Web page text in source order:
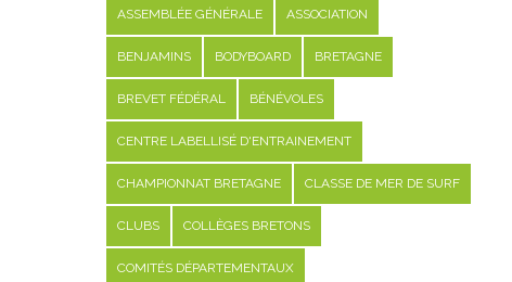
ASSEMBLÉE GÉNÉRALE ASSOCIATION
BENJAMINS BODYBOARD BRETAGNE
BREVET FÉDÉRAL BÉNÉVOLES
CENTRE LABELLISÉ D'ENTRAINEMENT
CHAMPIONNAT BRETAGNE CLASSE DE MER DE SURF
CLUBS COLLÈGES BRETONS
COMITÉS DÉPARTEMENTAUX